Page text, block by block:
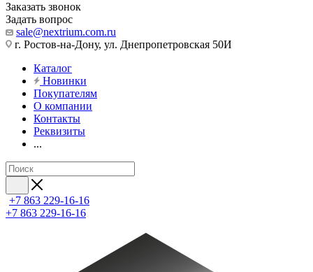
Заказать звонок
Задать вопрос
sale@nextrium.com.ru
г. Ростов-на-Дону, ул. Днепропетровская 50И
Каталог
Новинки
Покупателям
О компании
Контакты
Реквизиты
...
+7 863 229-16-16
+7 863 229-16-16